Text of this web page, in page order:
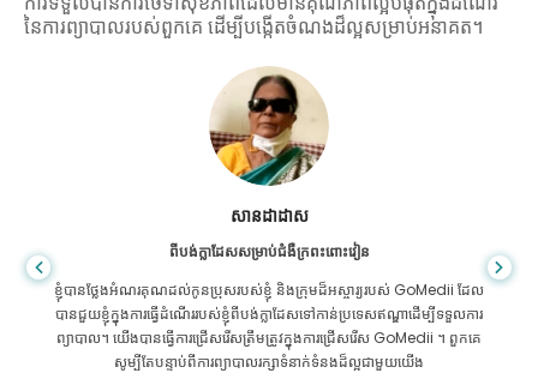
នៃការព្យាបាលរបស់ពួកគេ ដើម្បីបង្កើតចំណងដ៏ល្អសម្រាប់អនាគត។
សានដាដាស
ពីបង់ក្លាដែសសម្រាប់ជំងឺក្រពះពោះវៀន
ខ្ញុំបានថ្លែងអំណរគុណដល់កូនប្រុសរបស់ខ្ញុំ និងក្រុមដ៏អស្ចារ្យរបស់ GoMedii ដែល
បានជួយខ្ញុំក្នុងការធ្វើដំណើររបស់ខ្ញុំពីបង់ក្លាដែសទៅកាន់ប្រទេសឥណ្ឌាដើម្បីទទួលការ
ព្យាបាល។ យើងបានធ្វើការជ្រើសរើសត្រឹមត្រូវក្នុងការជ្រើសរើស GoMedii ។ ពួកគេ
សូម្បីតែបន្ទាប់ពីការព្យាបាលរក្សាទំនាក់ទំនងដ៏ល្អជាមួយយើង